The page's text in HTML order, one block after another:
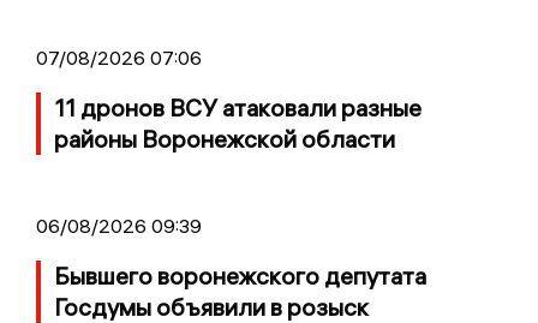
07/08/2026 07:06
11 дронов ВСУ атаковали разные
районы Воронежской области
06/08/2026 09:39
Бывшего воронежского депутата
Госдумы объявили в розыск